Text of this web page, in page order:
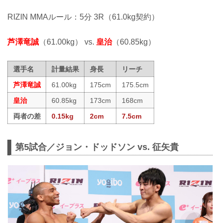
RIZIN MMAルール：5分 3R（61.0kg契約）
芦澤竜誠 （61.00kg） vs. 皇治（60.85kg）
選手名 計量結果 身長
リーチ
芦澤竜誠
61.00kg 175cm
175.5cm
皇治
60.85kg 173cm
168cm
両者の差
0.15kg 2cm 7.5cm
第5試合／ジョン・ドッドソン vs. 征矢貴